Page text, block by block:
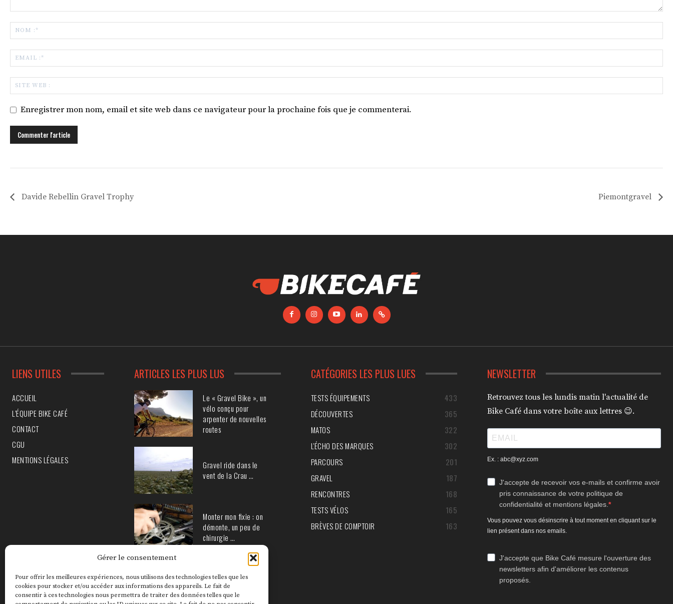
Gérer le consentement
Pour offrir les meilleures expériences, nous utilisons des technologies telles que les
cookies pour stocker et/ou accéder aux informations des appareils. Le fait de
consentir à ces technologies nous permettra de traiter des données telles que le
Enregistrer mon nom, email et site web dans ce navigateur pour la prochaine fois que je commenterai.
Davide Rebellin Gravel Trophy Piemontgravel
LIENS UTILES
ACCUEIL
L’ÉQUIPE BIKE CAFÉ
CONTACT
CGU
MENTIONS LÉGALES
ARTICLES LES PLUS LUS
Le « Gravel Bike », un
vélo conçu pour
arpenter de nouvelles
routes
Gravel ride dans le
vent de la Crau …
Monter mon fixie : on
démonte, un peu de
chirurgie …
CATÉGORIES LES PLUS LUES
TESTS ÉQUIPEMENTS
433
DÉCOUVERTES
365
MATOS
322
L'ÉCHO DES MARQUES
302
PARCOURS
201
GRAVEL
187
RENCONTRES
168
TESTS VÉLOS
165
BRÈVES DE COMPTOIR
163
NEWSLETTER
Retrouvez tous les lundis matin l'actualité de
Bike Café dans votre boîte aux lettres 😉.
Ex. : abc@xyz.com
J'accepte de recevoir vos e-mails et confirme avoir
pris connaissance de votre politique de
confidentialité et mentions légales.
Vous pouvez vous désinscrire à tout moment en cliquant sur le
lien présent dans nos emails.
J'accepte que Bike Café mesure l'ouverture des
newsletters afin d'améliorer les contenus
proposés.